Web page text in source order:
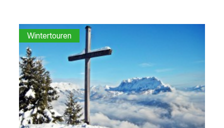
Wintertouren